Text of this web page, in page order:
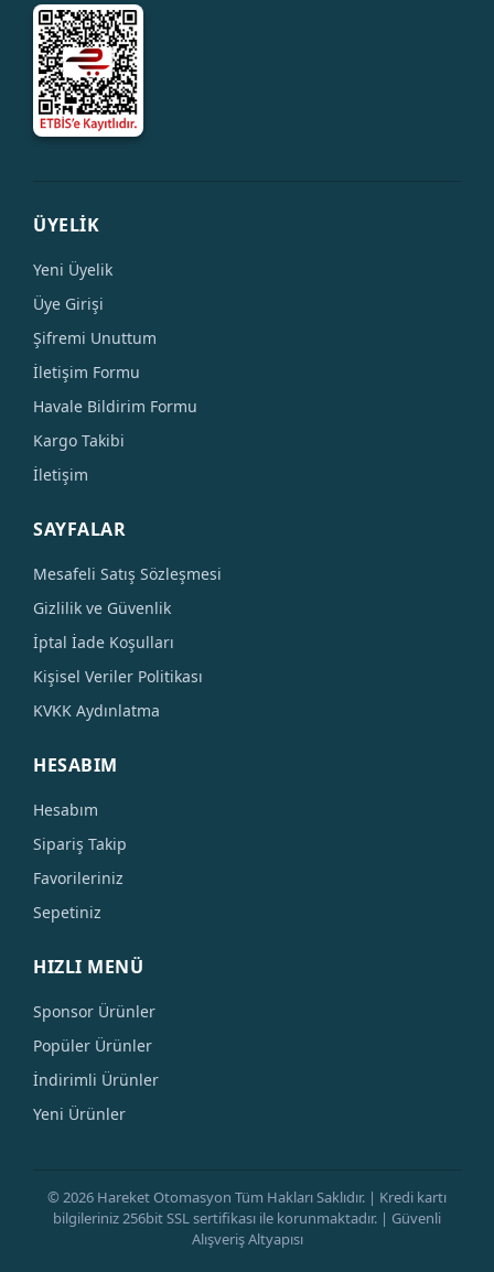
ÜYELİK
Yeni Üyelik
Üye Girişi
Şifremi Unuttum
İletişim Formu
Havale Bildirim Formu
Kargo Takibi
İletişim
SAYFALAR
Mesafeli Satış Sözleşmesi
Gizlilik ve Güvenlik
İptal İade Koşulları
Kişisel Veriler Politikası
KVKK Aydınlatma
HESABIM
Hesabım
Sipariş Takip
Favorileriniz
Sepetiniz
HIZLI MENÜ
Sponsor Ürünler
Popüler Ürünler
İndirimli Ürünler
Yeni Ürünler
© 2026 Hareket Otomasyon Tüm Hakları Saklıdır. | Kredi kartı
bilgileriniz 256bit SSL sertifikası ile korunmaktadır. | Güvenli
Alışveriş Altyapısı